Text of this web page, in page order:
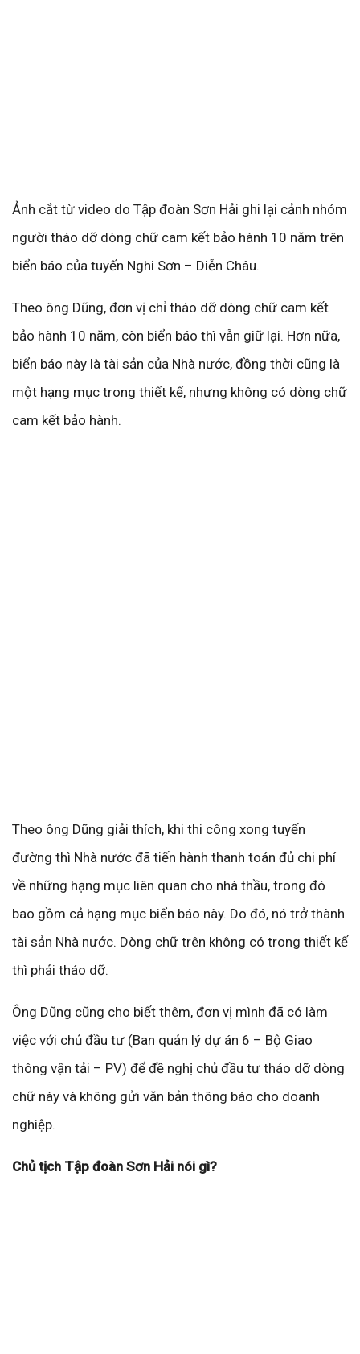
Ảnh cắt từ video do Tập đoàn Sơn Hải ghi lại cảnh nhóm
người tháo dỡ dòng chữ cam kết bảo hành 10 năm trên
biển báo của tuyến Nghi Sơn – Diễn Châu.
Theo ông Dũng, đơn vị chỉ tháo dỡ dòng chữ cam kết
bảo hành 10 năm, còn biển báo thì vẫn giữ lại. Hơn nữa,
biển báo này là tài sản của Nhà nước, đồng thời cũng là
một hạng mục trong thiết kế, nhưng không có dòng chữ
cam kết bảo hành.
Theo ông Dũng giải thích, khi thi công xong tuyến
đường thì Nhà nước đã tiến hành thanh toán đủ chi phí
về những hạng mục liên quan cho nhà thầu, trong đó
bao gồm cả hạng mục biển báo này. Do đó, nó trở thành
tài sản Nhà nước. Dòng chữ trên không có trong thiết kế
thì phải tháo dỡ.
Ông Dũng cũng cho biết thêm, đơn vị mình đã có làm
việc với chủ đầu tư (Ban quản lý dự án 6 – Bộ Giao
thông vận tải – PV) để đề nghị chủ đầu tư tháo dỡ dòng
chữ này và không gửi văn bản thông báo cho doanh
nghiệp.
Chủ tịch Tập đoàn Sơn Hải nói gì?